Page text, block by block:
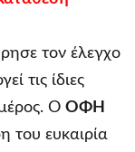
τον έλεγχο
τις ίδιες
Ο ΟΦΗ
του ευκαιρία